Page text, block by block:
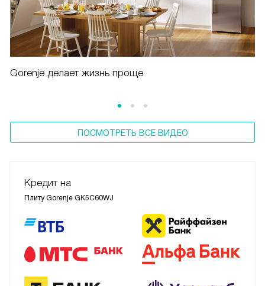
Gorenje делает жизнь проще
ПОСМОТРЕТЬ ВСЕ ВИДЕО
Кредит на
Плиту Gorenje GK5C60WJ